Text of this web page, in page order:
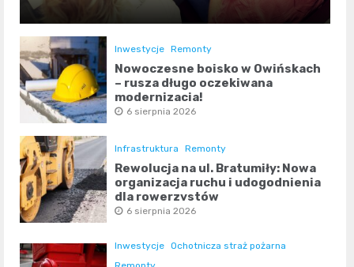
Inwestycje Remonty
Nowoczesne boisko w Owińskach
– rusza długo oczekiwana
modernizacja!
6 sierpnia 2026
Infrastruktura Remonty
Rewolucja na ul. Bratumiły: Nowa
organizacja ruchu i udogodnienia
dla rowerzystów
6 sierpnia 2026
Inwestycje Ochotnicza straż pożarna